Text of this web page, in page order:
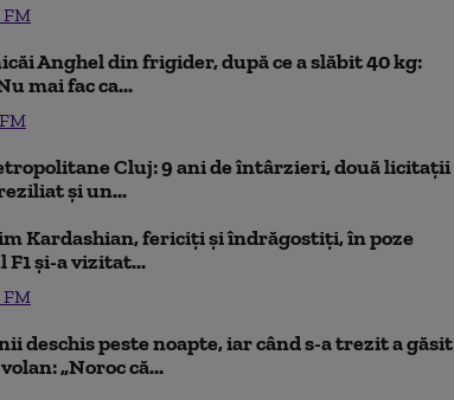
FM
Anghel din frigider, după ce a slăbit 40 kg:
mai fac ca...
Cluj: 9 ani de întârzieri, două licitații
și un...
Kardashian, fericiți și îndrăgostiți, în poze
și-a vizitat...
FM
deschis peste noapte, iar când s-a trezit a găsit
„Noroc că...